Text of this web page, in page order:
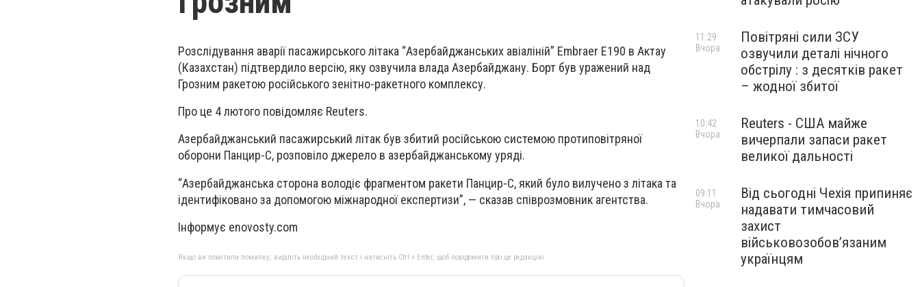
Розслідування аварії пасажирського літака “Азербайджанських авіаліній” Embraer E190 в Актау
(Казахстан) підтвердило версію, яку озвучила влада Азербайджану. Борт був уражений над
Грозним ракетою російського зенітно-ракетного комплексу.
Про це 4 лютого повідомляє Reuters.
Азербайджанський пасажирський літак був збитий російською системою протиповітряної
оборони Панцир-С, розповіло джерело в азербайджанському уряді.
“Азербайджанська сторона володіє фрагментом ракети Панцир-С, який було вилучено з літака та
ідентифіковано за допомогою міжнародної експертизи”, — сказав співрозмовник агентства.
Інформує enovosty.com
Якщо ви помітили помилку, виділіть необхідний текст і натисніть Ctrl + Enter, щоб повідомити про це редакцію
Повітряні сили ЗСУ
озвучили деталі нічного
обстрілу : з десятків ракет
– жодної збитої
11:29
Вчора
Reuters - США майже
вичерпали запаси ракет
великої дальності
10:42
Вчора
Від сьогодні Чехія припиняє
надавати тимчасовий
захист
військовозобов’язаним
українцям
09:11
Вчора